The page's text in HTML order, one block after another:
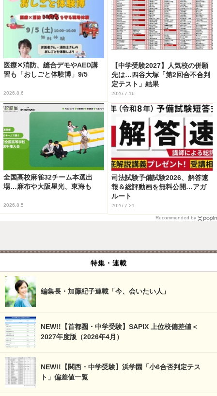
医療✕消防、縫合デモやAED講
習も「おしごと体験博」9/5
2026.8.6
【中学受験2027】人気校の併願
先は…四谷大塚「第2回合不合判
定テスト」結果
2026.7.16
全国高校麻雀32チーム本選出
場…麻布や大阪星光、東海も
2026.8.5
司法試験予備試験2026、解答速
報＆総評動画を無料公開…アガ
ルート
2026.7.21
Recommended by
特集・連載
編集長・加藤紀子連載「今、会いたい人」
NEW!!【首都圏・中学受験】SAPIX 上位校偏差値＜
2027年度版（2026年4月）
NEW!!【関西・中学受験】浜学園「小6合否判定テス
ト」偏差値一覧